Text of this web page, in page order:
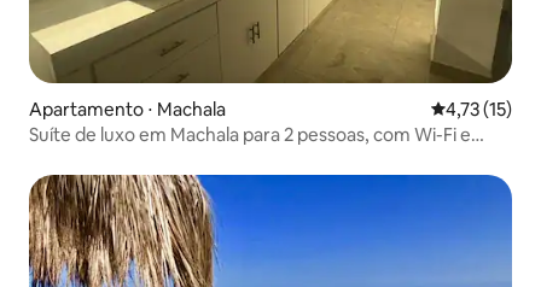
Apartamento ⋅ Machala 4,73 de uma
4,73 (15)
Suíte de luxo em Machala para 2 pessoas, com Wi-Fi e